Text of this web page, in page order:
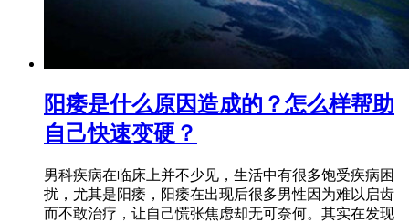
阳痿是什么原因造成的？怎么样帮助
自己快速变硬？
男科疾病在临床上并不少见，生活中有很多饱受疾病困
扰，尤其是阳痿，阳痿在出现后很多男性因为难以启齿
而不敢治疗，让自己慌张焦虑却无可奈何。其实在发现